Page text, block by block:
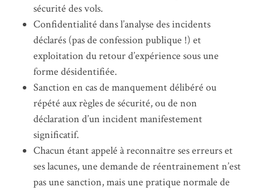
sécurité des vols.
Confidentialité dans l’analyse des incidents
déclarés (pas de confession publique !) et
exploitation du retour d’expérience sous une
forme désidentifiée.
Sanction en cas de manquement délibéré ou
répété aux règles de sécurité, ou de non
déclaration d’un incident manifestement
significatif.
Chacun étant appelé à reconnaître ses erreurs et
ses lacunes, une demande de réentrainement n’est
pas une sanction, mais une pratique normale de